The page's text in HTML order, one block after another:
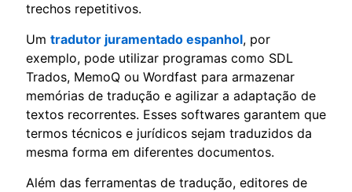
trechos repetitivos.
Um tradutor juramentado espanhol, por
exemplo, pode utilizar programas como SDL
Trados, MemoQ ou Wordfast para armazenar
memórias de tradução e agilizar a adaptação de
textos recorrentes. Esses softwares garantem que
termos técnicos e jurídicos sejam traduzidos da
mesma forma em diferentes documentos.
Além das ferramentas de tradução, editores de